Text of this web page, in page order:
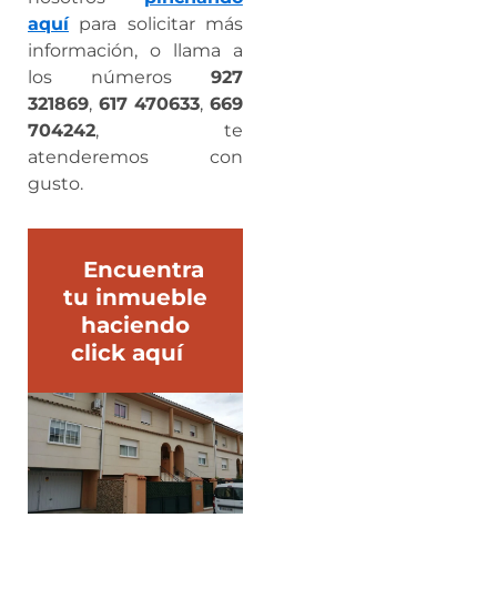
aquípara solicitar más
información, o llama a
los números 927
321869, 617 470633, 669
704242, te
atenderemos con
gusto.
Encuentra
tu inmueble
haciendo
click aquí